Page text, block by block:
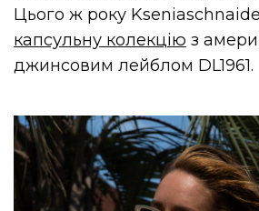
Цього ж року
капсульну колекцію з
джинсовим лейблом DL1961.